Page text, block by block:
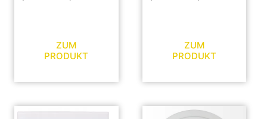
ZUM
PRODUKT
ZUM
PRODUKT